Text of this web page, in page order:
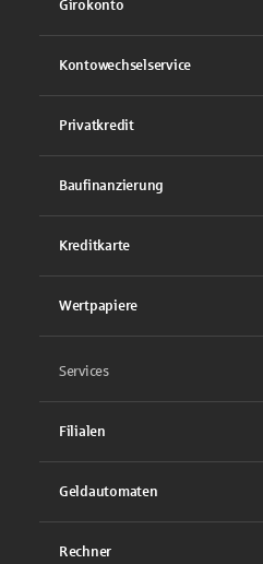
Girokonto
Kontowechselservice
Privatkredit
Baufinanzierung
Kreditkarte
Wertpapiere
Services
Filialen
Geldautomaten
Rechner